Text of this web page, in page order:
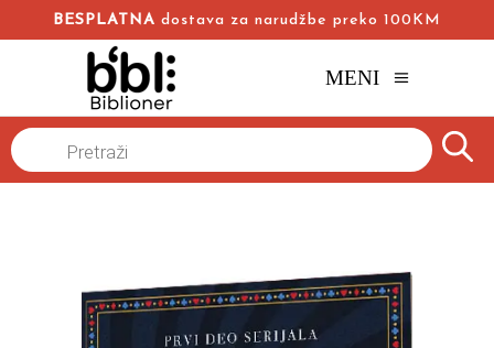
BESPLATNA dostava za narudžbe preko 100KM
MENI
Products
search